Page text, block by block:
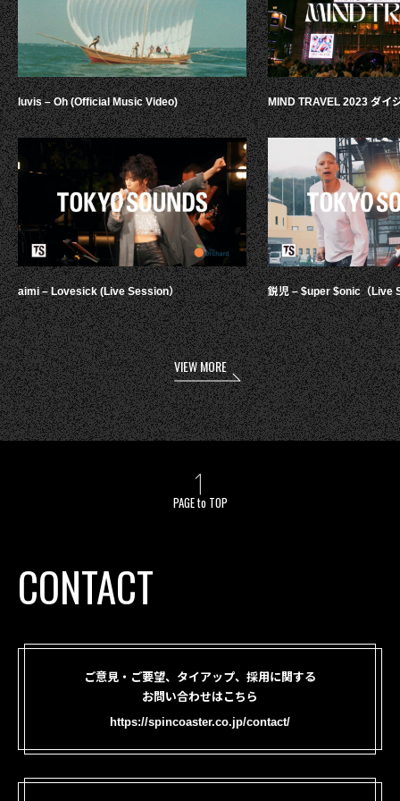
luvis – Oh (Official Music Video)
aimi – Lovesick (Live Session）
MIND TRAVEL 2023 ダイ
鋭児 – $uper $onic（Live
VIEW MORE
PAGE to TOP
CONTACT
ご意見・ご要望、タイアップ、採用に関する
お問い合わせはこちら
https://spincoaster.co.jp/contact/